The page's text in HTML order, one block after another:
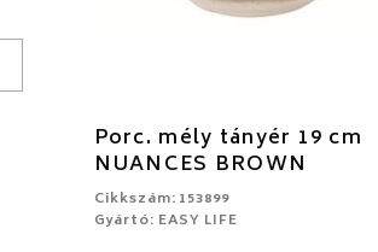
Porc. mély tányér 19 cm
NUANCES BROWN
Cikkszám: 153899
Gyártó: EASY LIFE